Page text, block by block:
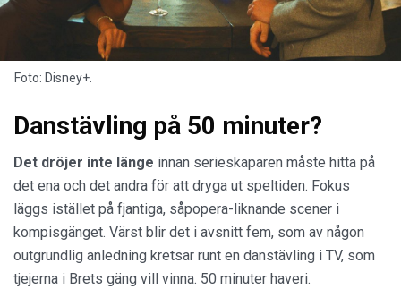
Foto: Disney+.
Danstävling på 50 minuter?
Det dröjer inte länge innan serieskaparen måste hitta på
det ena och det andra för att dryga ut speltiden. Fokus
läggs istället på fjantiga, såpopera-liknande scener i
kompisgänget. Värst blir det i avsnitt fem, som av någon
outgrundlig anledning kretsar runt en danstävling i TV, som
tjejerna i Brets gäng vill vinna. 50 minuter haveri.